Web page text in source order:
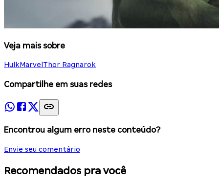
Veja mais sobre
HulkMarvel Thor Ragnarok
Compartilhe em suas redes
Encontrou algum erro neste conteúdo?
Envie seu comentário
Recomendados pra você